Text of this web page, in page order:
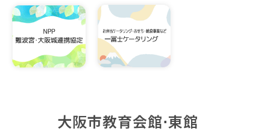
大阪市教育会館⋅東館